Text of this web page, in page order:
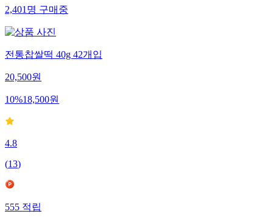
2,401명구매중
전통찹쌀떡 40g 42개입
20,500원
10%18,500원
4.8
(13)
555적립